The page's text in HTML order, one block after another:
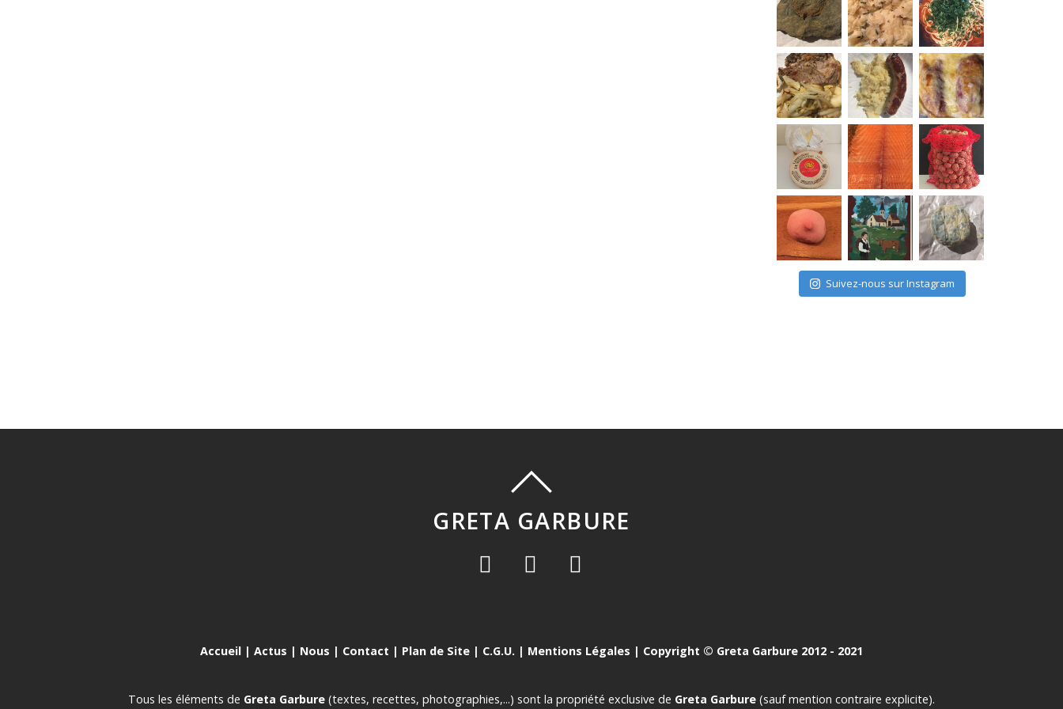
Suivez-nous sur Instagram
GRETA GARBURE
Accueil | Actus | Nous | Contact | Plan de Site | C.G.U. | Mentions Légales | Copyright © Greta Garbure 2012 - 2021
Tous les éléments de Greta Garbure (textes, recettes, photographies,...) sont la propriété exclusive de Greta Garbure (sauf mention contraire explicite).